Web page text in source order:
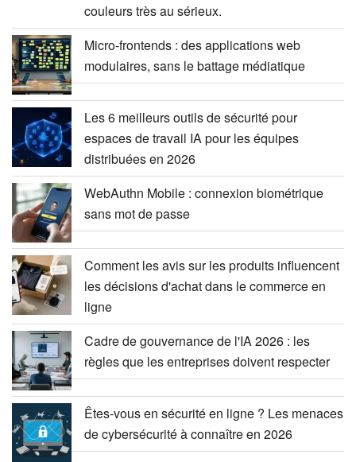
couleurs très au sérieux.
Micro-frontends : des applications web
modulaires, sans le battage médiatique
Les 6 meilleurs outils de sécurité pour
espaces de travail IA pour les équipes
distribuées en 2026
WebAuthn Mobile : connexion biométrique
sans mot de passe
Comment les avis sur les produits influencent
les décisions d'achat dans le commerce en
ligne
Cadre de gouvernance de l'IA 2026 : les
règles que les entreprises doivent respecter
Êtes-vous en sécurité en ligne ? Les menaces
de cybersécurité à connaître en 2026